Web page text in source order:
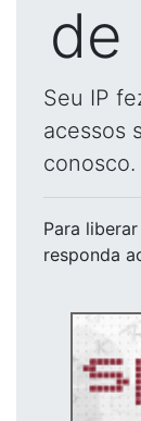
de
Seu IP
acessos
conosco.
Para
responda